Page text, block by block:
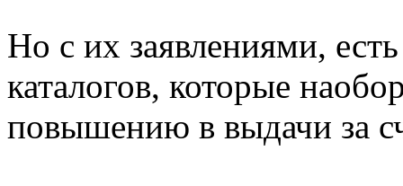
Но с их заявлениями,
каталогов, которые
повышению в выдачи за